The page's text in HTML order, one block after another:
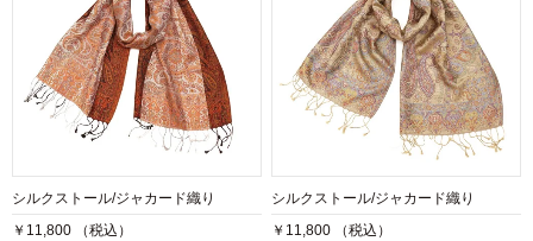
シルクストール/ジャカード織り
￥11,800 （税込）
シルクストール/ジャカード織り
￥11,800 （税込）